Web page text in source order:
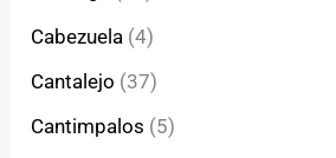
Cabezuela (4)
Cantalejo (37)
Cantimpalos (5)